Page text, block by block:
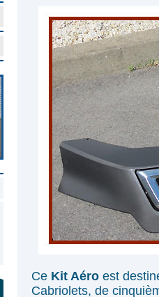
Ce Kit Aéro est
Cabriolets, de